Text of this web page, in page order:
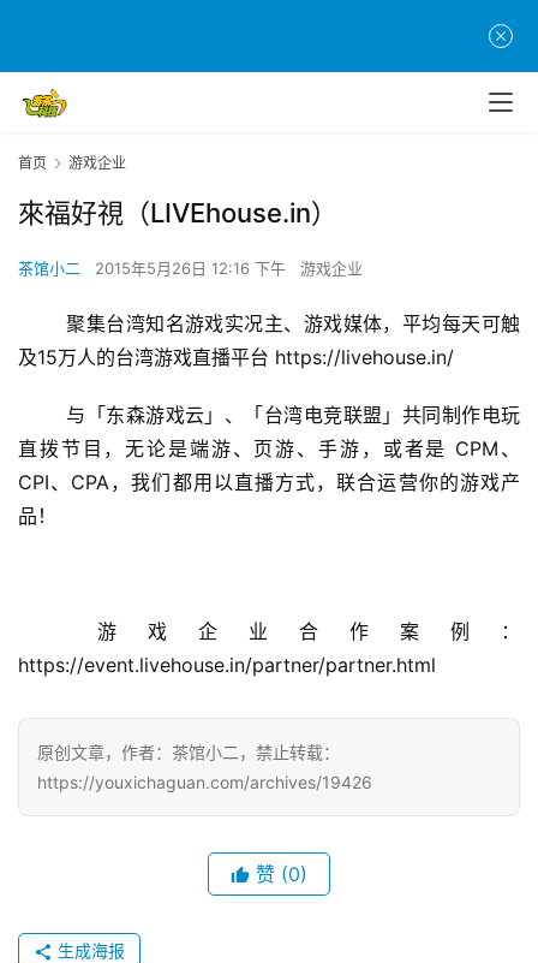
页
茶
业
界
游
戏
戏
首页 游戏企业
來福好視（LIVEhouse.in）
茶馆小二 2015年5月26日 12:16 下午 游戏企业
聚集台湾知名游戏实况主、游戏媒体，平均每天可触
及15万人的台湾游戏直播平台 https://livehouse.in/
直拨节目，无论是端游、页游、手游，或者是 CPM、
CPI、CPA，我们都用以直播方式，联合运营你的游戏产
品！
游戏企业合作案例：
https://event.livehouse.in/partner/partner.html
原创文章，作者：茶馆小二，禁止转载：
https://youxichaguan.com/archives/19426
赞 (0)
生成海报